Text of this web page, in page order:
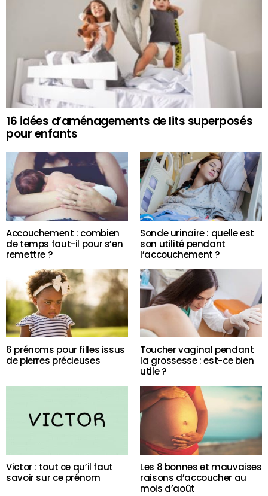
16 idées d’aménagements de lits superposés
pour enfants
Accouchement : combien
de temps faut-il pour s’en
remettre ?
Sonde urinaire : quelle est
son utilité pendant
l’accouchement ?
6 prénoms pour filles issus
de pierres précieuses
Toucher vaginal pendant
la grossesse : est-ce bien
utile ?
Victor : tout ce qu’il faut
savoir sur ce prénom
Les 8 bonnes et mauvaises
raisons d’accoucher au
mois d’août